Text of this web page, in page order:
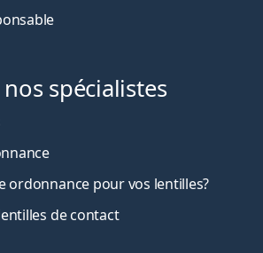
spécialistes
ordonnance pour vos lentilles?
de contact